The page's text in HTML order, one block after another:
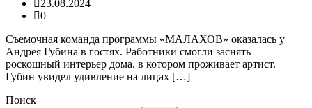
23.08.2024
0
Съемочная команда программы «МАЛАХОВ» оказалась у
Андрея Губина в гостях. Работники смогли заснять
роскошный интерьер дома, в котором проживает артист.
Губин увидел удивление на лицах […]
Поиск